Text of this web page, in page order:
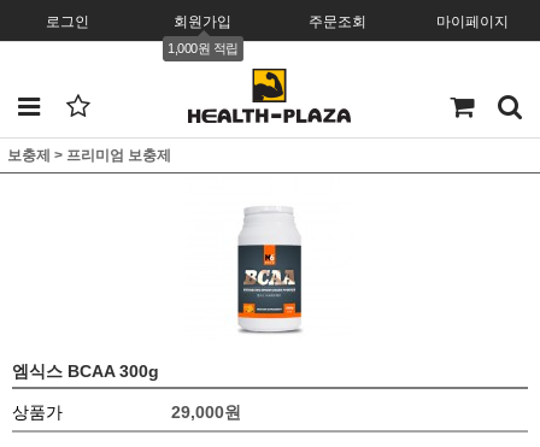
로그인 회원가입
1,000원 적립
주문조회 마이페이지
보충제 > 프리미엄 보충제
엠식스 BCAA 300g
상품가 29,000원